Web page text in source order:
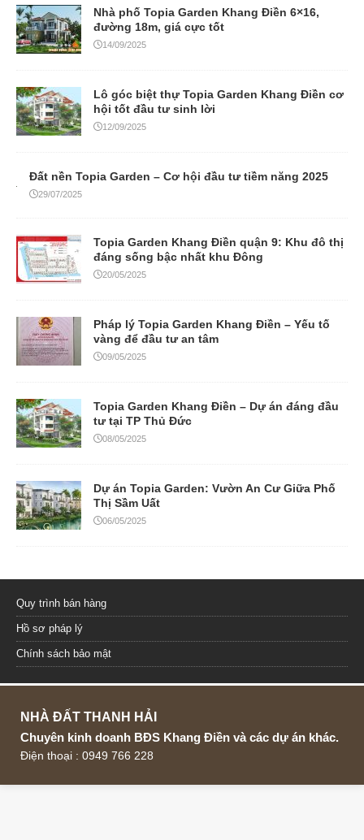
Nhà phố Topia Garden Khang Điền 6×16,
đường 18m, giá cực tốt
14/09/2025
Lô góc biệt thự Topia Garden Khang Điền cơ
hội tốt đầu tư sinh lời
12/09/2025
Đất nền Topia Garden – Cơ hội đầu tư tiềm năng 2025
29/07/2025
Topia Garden Khang Điền quận 9: Khu đô thị
đáng sống bậc nhất khu Đông
20/05/2025
Pháp lý Topia Garden Khang Điền – Yếu tố
vàng để đầu tư an tâm
09/05/2025
Topia Garden Khang Điền – Dự án đáng đầu
tư tại TP Thủ Đức
08/05/2025
Dự án Topia Garden: Vườn An Cư Giữa Phố
Thị Sầm Uất
06/05/2025
Quy trình bán hàng
Hồ sơ pháp lý
Chính sách bảo mật
NHÀ ĐẤT THANH HẢI
Chuyên kinh doanh BĐS Khang Điền và các dự án khác.
Điện thoại : 0949 766 228